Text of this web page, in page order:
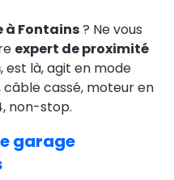
à Fontains? Ne vous
expert de proximité
, est là, agit en mode
câble cassé, moteur en
non-stop.
garage